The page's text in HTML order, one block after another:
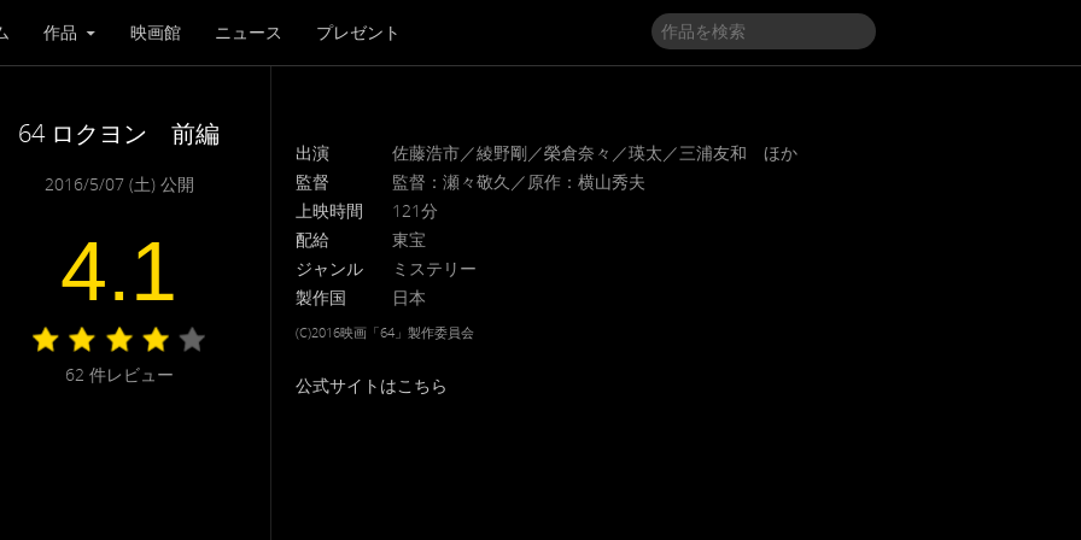
作品 映画館 ニュース プレゼント
64 ロクヨン 前編
2016/5/07 (土) 公開
4.1
62 件レビュー
出演
佐藤浩市／綾野剛／榮倉奈々／瑛太／三浦友和 ほか
監督
監督：瀬々敬久／原作：横山秀夫
上映時間
121分
配給
東宝
ジャンル
ミステリー
製作国
日本
(C)2016映画「64」製作委員会
公式サイトはこちら